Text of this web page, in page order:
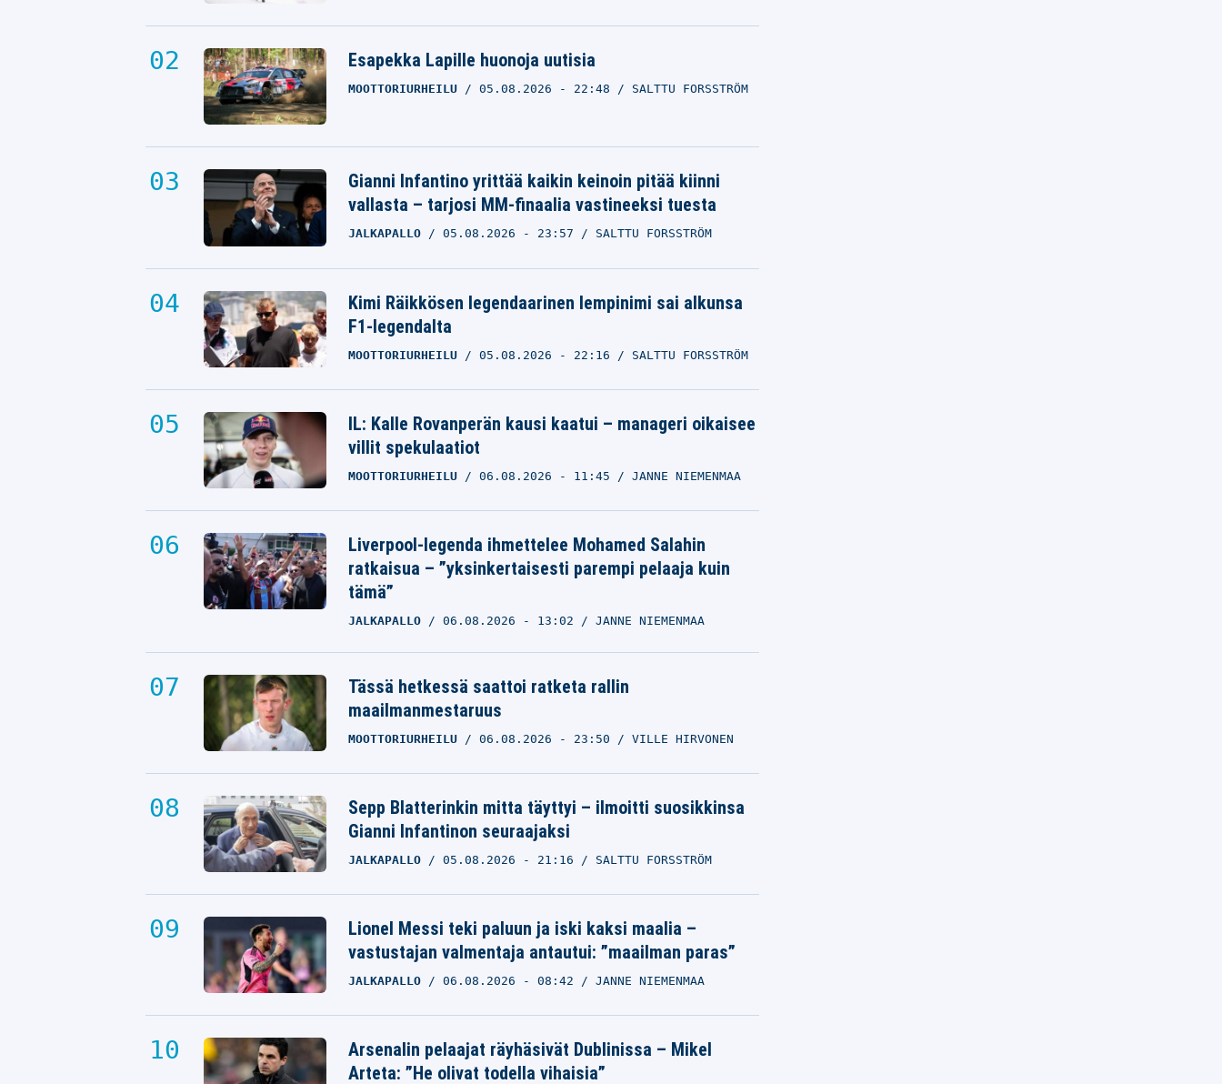
Esapekka Lapille huonoja uutisia
MOOTTORIURHEILU 05.08.2026 - 22:48 SALTTU FORSSTRÖM
Gianni Infantino yrittää kaikin keinoin pitää kiinni
vallasta – tarjosi MM-finaalia vastineeksi tuesta
JALKAPALLO 05.08.2026 - 23:57 SALTTU FORSSTRÖM
Kimi Räikkösen legendaarinen lempinimi sai alkunsa
F1-legendalta
MOOTTORIURHEILU 05.08.2026 - 22:16 SALTTU FORSSTRÖM
IL: Kalle Rovanperän kausi kaatui – manageri oikaisee
villit spekulaatiot
MOOTTORIURHEILU 06.08.2026 - 11:45 JANNE NIEMENMAA
Liverpool-legenda ihmettelee Mohamed Salahin
ratkaisua – ”yksinkertaisesti parempi pelaaja kuin
tämä”
JALKAPALLO 06.08.2026 - 13:02 JANNE NIEMENMAA
Tässä hetkessä saattoi ratketa rallin
maailmanmestaruus
MOOTTORIURHEILU 06.08.2026 - 23:50 VILLE HIRVONEN
Sepp Blatterinkin mitta täyttyi – ilmoitti suosikkinsa
Gianni Infantinon seuraajaksi
JALKAPALLO 05.08.2026 - 21:16 SALTTU FORSSTRÖM
Lionel Messi teki paluun ja iski kaksi maalia –
vastustajan valmentaja antautui: ”maailman paras”
JALKAPALLO 06.08.2026 - 08:42 JANNE NIEMENMAA
Arsenalin pelaajat räyhäsivät Dublinissa – Mikel
Arteta: ”He olivat todella vihaisia”